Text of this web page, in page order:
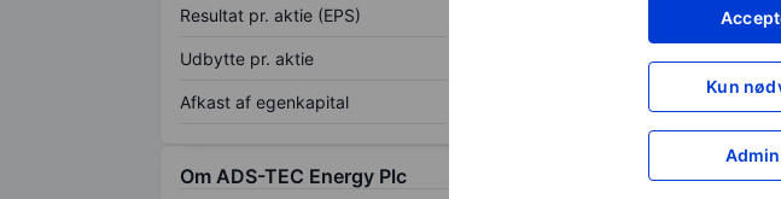
Kun
Resultat pr. aktie (EPS)
Udbytte pr. aktie
Afkast af egenkapital
Om ADS-TEC Energy Plc